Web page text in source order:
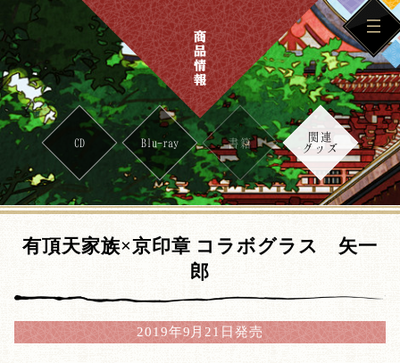
CD Blu-ray 書籍
関連
グッズ
有頂天家族×京印章 コラボグラス 矢一
郎
2019年9月21日発売